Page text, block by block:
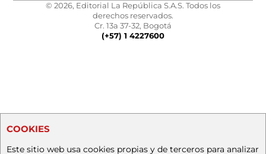
© 2026, Editorial La República S.A.S. Todos los
derechos reservados.
Cr. 13a 37-32, Bogotá
(+57) 1 4227600
COOKIES
Este sitio web usa cookies propias y de terceros para analizar